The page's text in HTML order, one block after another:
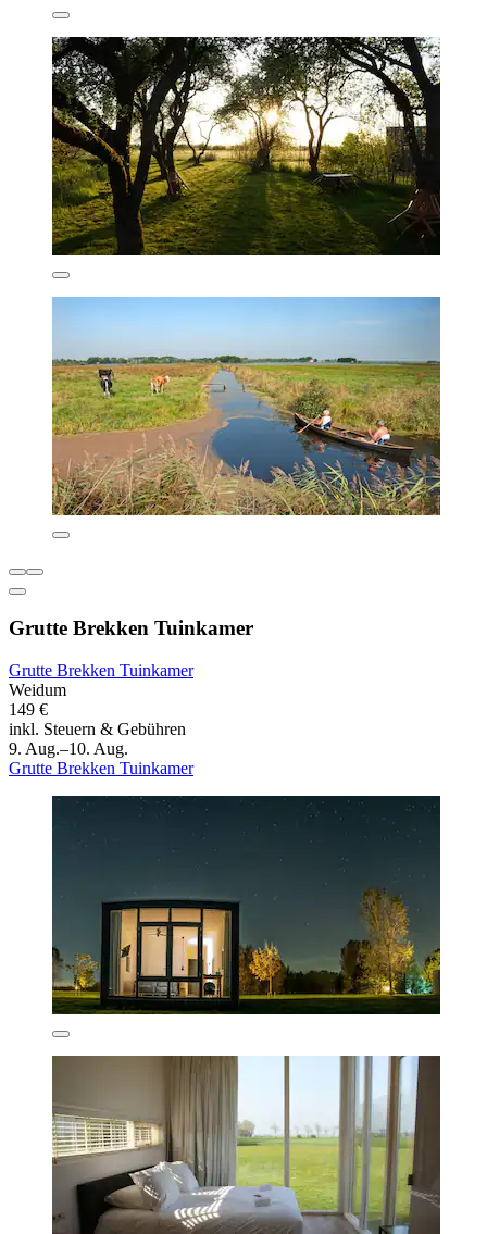
Grutte Brekken Tuinkamer
Grutte Brekken Tuinkamer
Weidum
149 €
inkl. Steuern & Gebühren
9. Aug.–10. Aug.
Grutte Brekken Tuinkamer